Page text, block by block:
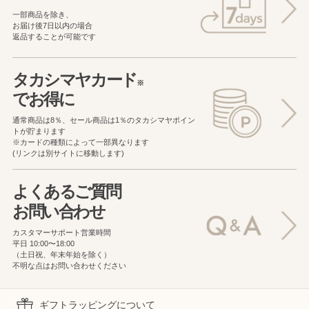
一部商品を除き、
お届け後7日以内の場合
返品することが可能です
タカシマヤカード※
でお得に
通常商品は8％、セール商品は1％のタカシマヤポイン
トが貯まります
※カードの種類によって一部異なります
(リンクは別サイトに移動します)
よくあるご質問
お問い合わせ
カスタマーサポート営業時間
平日 10:00〜18:00
（土日祝、年末年始を除く）
不明な点はお問い合わせください
ギフトラッピングについて